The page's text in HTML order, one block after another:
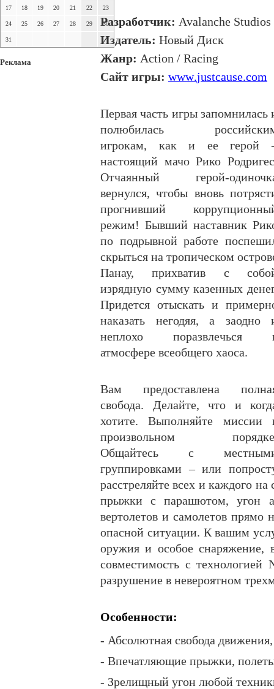
17 18 19 20 21 22 23
24 25 26 27 28 29 30
31
Реклама
Разработчик: Avalanche Studios
Издатель: Новый Диск
Жанр: Action / Racing
Сайт игры: www.justcause.com
Первая часть игры запомнилась
полюбилась
игрокам, как и ее герой
настоящий мачо Рико
Отчаянный герой-
вернулся, чтобы вновь
прогнивший
режим! Бывший наставник
по подрывной работе
скрыться на тропическом
Панау, прихватив с
изрядную сумму казенных
Придется отыскать и
наказать негодяя, а заодно
неплохо поразвлечься
атмосфере всеобщего хаоса.
Вам предоставлена
свобода. Делайте, что и
хотите. Выполняйте миссии
произвольном
Общайтесь с
группировками – или
расстреляйте всех и каждого
прыжки с парашютом, угон
вертолетов и самолетов
опасной ситуации. К вашим
оружия и особое
совместимость с
разрушение в невероятном
Особенности:
- Абсолютная свобода
- Впечатляющие прыжки, полеты
- Зрелищный угон любой